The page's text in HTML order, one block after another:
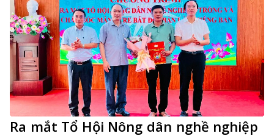
Ra mắt Tổ Hội Nông dân nghề nghiệp